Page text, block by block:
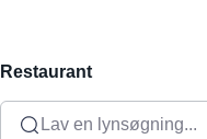
Restaurant
Lav en lynsøgning...